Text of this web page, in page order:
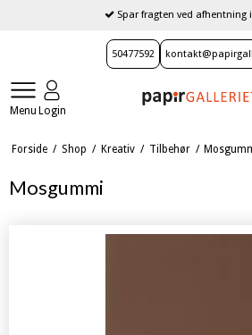
Spar fragten ved afhentning
50477592
Menu Login
Forside / Shop / Kreativ / Tilbehør /
Mosgummi